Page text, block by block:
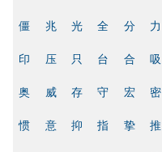
僵 兆 光 全 分 力
印 压 只 台 合 吸
奥 威 存 守 宏 密
惯 意 抑 指 挚 推